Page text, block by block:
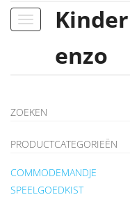
Toggle
enzo
ZOEKEN
PRODUCTCATEGORIEËN
COMMODEMANDJE
SPEELGOEDKIST